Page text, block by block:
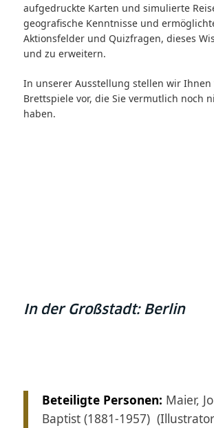
aufgedruckte Karten und simulierte
geografische Kenntnisse und
Aktionsfelder und Quizfragen, dieses
und zu erweitern.
In unserer Ausstellung stellen wir Ihnen
Brettspiele vor, die Sie vermutlich noch
haben.
In der Großstadt: Berlin
Beteiligte Personen: Maier,
Baptist (1881-1957)